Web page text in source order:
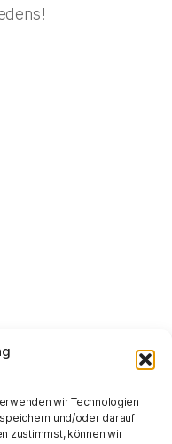
wir Technologien
und/oder darauf
zustimmst, können wir